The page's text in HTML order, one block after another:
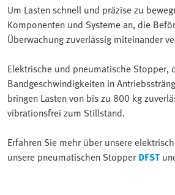
Um Lasten schnell und präzise zu
Komponenten und Systeme an, die
Überwachung zuverlässig miteinander
Elektrische und pneumatische Stopper,
Bandgeschwindigkeiten in
bringen Lasten von bis zu 800 kg
vibrationsfrei zum Stillstand.
Erfahren Sie mehr über unsere
unsere pneumatischen Stopper DFST